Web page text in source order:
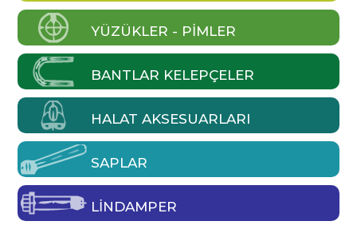
YÜZÜKLER - PIMLER
BANTLAR KELEPÇELER
HALAT AKSESUARLARI
SAPLAR
LINDAMPER